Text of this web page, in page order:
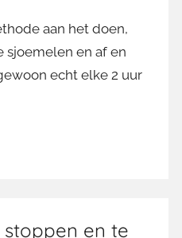
aan het doen,
sjoemelen en af en
echt elke 2 uur
en te